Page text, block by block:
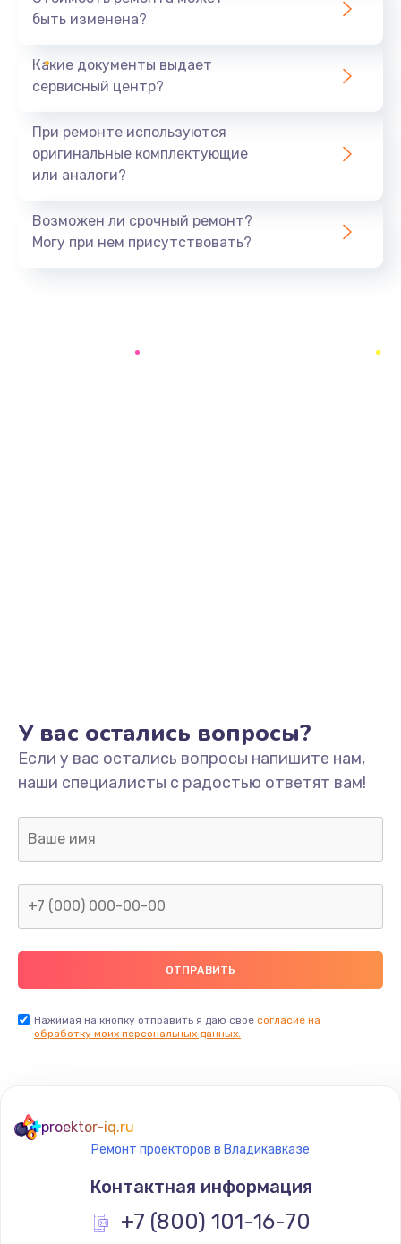
1400 руб.
Замена батареи (аккумулятора)
Заказать
Замена, восстановление кнопок
Заказать
Заказать
Пайка конденсаторов
Заказать
Ремонт или замена двигателя
Заказать
Снятие системных ошибок/программный ремонт
1400 руб.
Заказать
быть изменена?
Какие документы выдает
сервисный центр?
При ремонте используются
оригинальные комплектующие
или аналоги?
Возможен ли срочный ремонт?
Могу при нем присутствовать?
У вас остались вопросы?
Если у вас остались вопросы напишите нам,
наши специалисты с радостью ответят вам!
Нажимая на кнопку отправить я даю свое согласие на
обработку моих персональных данных.
proektor-iq.ru
Ремонт проекторов в Владикавказе
Контактная информация
+7 (800) 101-16-70